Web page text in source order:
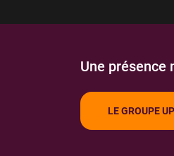
Une présence
LE GROUPE